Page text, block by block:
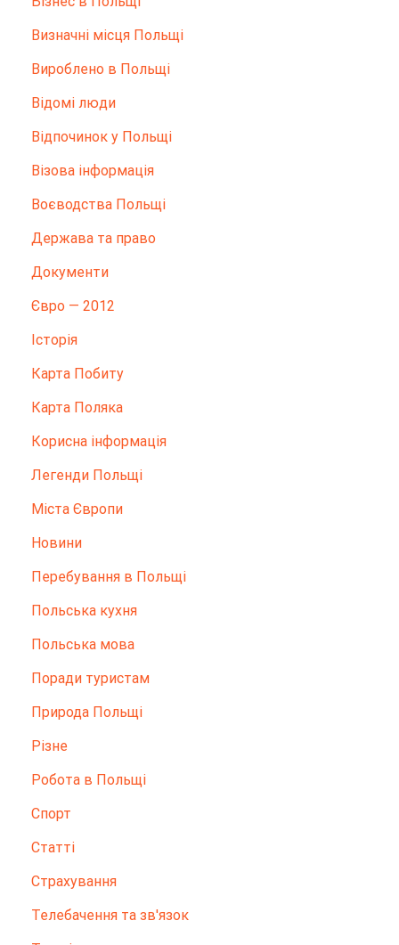
Визначні місця Польщі
Вироблено в Польщі
Відомі люди
Відпочинок у Польщі
Візова інформація
Воєводства Польщі
Держава та право
Документи
Євро — 2012
Історія
Карта Побиту
Карта Поляка
Корисна інформація
Легенди Польщі
Міста Європи
Новини
Перебування в Польщі
Польська кухня
Польська мова
Поради туристам
Природа Польщі
Різне
Робота в Польщі
Спорт
Статті
Страхування
Телебачення та зв'язок